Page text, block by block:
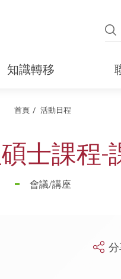
知識轉移
首頁 活動日程
士課程-
會議/講座